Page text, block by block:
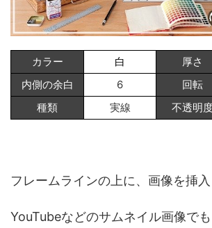
カラー 白 厚さ
内側の余白
6 回転
種類
実線 不透明
フレームラインの上に、画像を挿入
YouTubeなどのサムネイル画像で